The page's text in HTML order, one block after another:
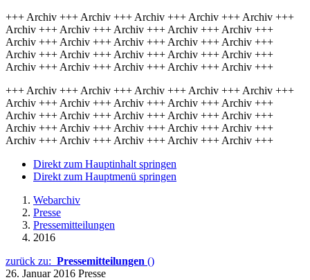
+++ Archiv +++ Archiv +++ Archiv +++ Archiv +++ Archiv +++
Archiv +++ Archiv +++ Archiv +++ Archiv +++ Archiv +++
Archiv +++ Archiv +++ Archiv +++ Archiv +++ Archiv +++
Archiv +++ Archiv +++ Archiv +++ Archiv +++ Archiv +++
Archiv +++ Archiv +++ Archiv +++ Archiv +++ Archiv +++
+++ Archiv +++ Archiv +++ Archiv +++ Archiv +++ Archiv +++
Archiv +++ Archiv +++ Archiv +++ Archiv +++ Archiv +++
Archiv +++ Archiv +++ Archiv +++ Archiv +++ Archiv +++
Archiv +++ Archiv +++ Archiv +++ Archiv +++ Archiv +++
Archiv +++ Archiv +++ Archiv +++ Archiv +++ Archiv +++
Direkt zum Hauptinhalt springen
Direkt zum Hauptmenü springen
Webarchiv
Presse
Pressemitteilungen
2016
zurück zu: Pressemitteilungen ()
26. Januar 2016 Presse